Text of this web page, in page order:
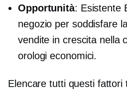
Opportunità: Esistente
negozio per soddisfare
vendite in crescita nella
orologi economici.
Elencare tutti questi fattori